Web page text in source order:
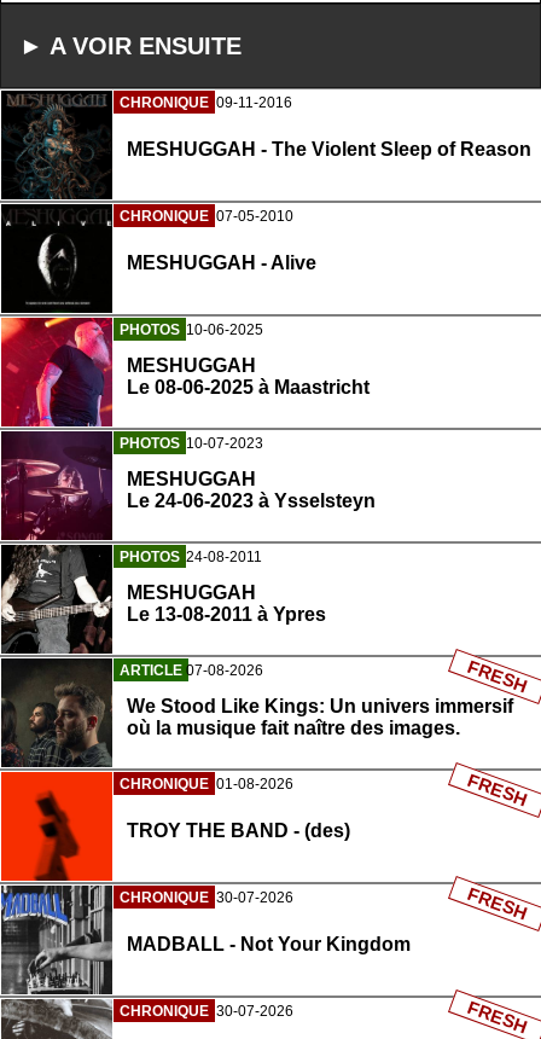
► A VOIR ENSUITE
CHRONIQUE 09-11-2016
MESHUGGAH - The Violent Sleep of Reason
CHRONIQUE 07-05-2010
MESHUGGAH - Alive
PHOTOS 10-06-2025
MESHUGGAH
Le 08-06-2025 à Maastricht
PHOTOS 10-07-2023
MESHUGGAH
Le 24-06-2023 à Ysselsteyn
PHOTOS 24-08-2011
MESHUGGAH
Le 13-08-2011 à Ypres
ARTICLE 07-08-2026
We Stood Like Kings: Un univers immersif
où la musique fait naître des images.
FRESH
CHRONIQUE 01-08-2026
TROY THE BAND - (des)
FRESH
CHRONIQUE 30-07-2026
MADBALL - Not Your Kingdom
FRESH
CHRONIQUE 30-07-2026 FRESH